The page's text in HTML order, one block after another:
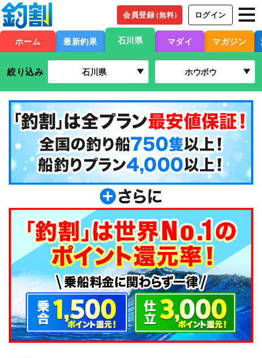
会員登録（無料） ログイン
ホーム 最新釣果 石川県 マダイ マガジン
絞り込み 石川県 ホウボウ